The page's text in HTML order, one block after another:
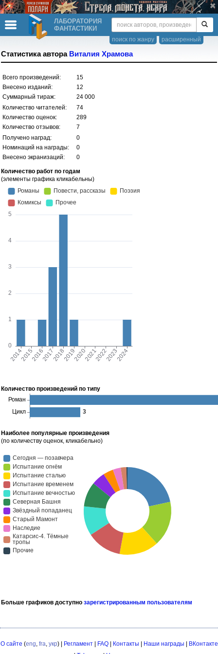
ЛАБОРАТОРИЯ
ФАНТАСТИКИ
расширенный
поиск по жанру
Статистика автора Виталия Храмова
Всего произведений:
15
Внесено изданий:
12
Суммарный тираж:
24 000
Количество читателей:
74
Количество оценок:
289
Количество отзывов:
7
Получено наград:
0
Номинаций на награды:
0
Внесено экранизаций:
0
Количество работ по годам
(элементы графика кликабельны)
Количество произведений по типу
Наиболее популярные произведения
(по количеству оценок, кликабельно)
Больше графиков доступно зарегистрированным пользователям
О сайте (eng, fra, укр) | Регламент| FAQ| Контакты Наши награды
ВКонтакте